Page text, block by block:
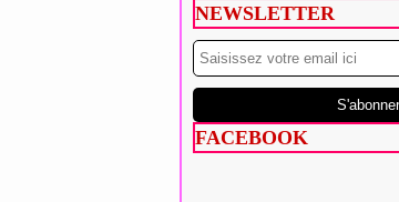
NEWSLETTER
FACEBOOK